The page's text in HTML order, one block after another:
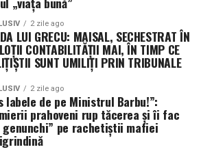
fără conservanți artificiali este
la praf, bacterii și umiditate.
realizată de obicei din celuloză
subțiri și sigure, acționează ca o
fără a bloca vizibilitatea. Astfel,
izolat de factorii externi, dar își
vizuală intactă pe tot parcursul
la raft.
2 zile ago
LUI GRECU: MAISAL, SECHESTRAT ÎN
CONTABILITĂȚII MAI, ÎN TIMP CE
SUNT UMILIȚI PRIN TRIBUNALE
2 zile ago
labele de pe Ministrul Barbu!”:
prahoveni rup tăcerea și îi fac
genunchi” pe rachetiștii mafiei